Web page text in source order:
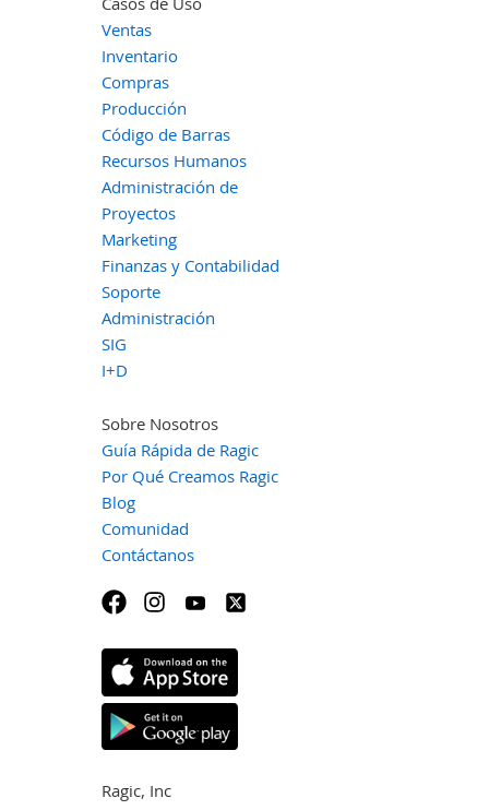
Ventas
Inventario
Compras
Producción
Código de Barras
Recursos Humanos
Administración de
Proyectos
Marketing
Finanzas y Contabilidad
Soporte
Administración
SIG
I+D
Sobre Nosotros
Guía Rápida de Ragic
Por Qué Creamos Ragic
Blog
Comunidad
Contáctanos
Ragic, Inc